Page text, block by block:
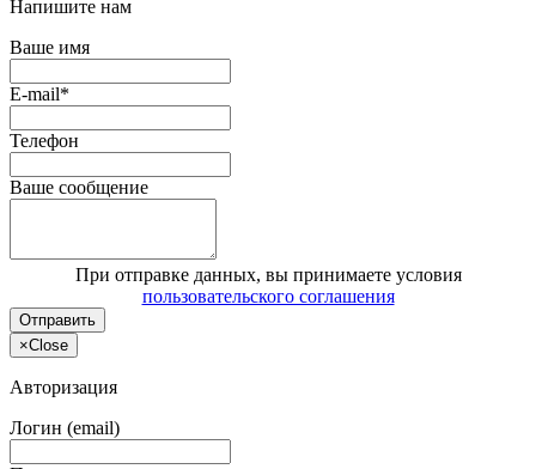
Напишите нам
Ваше имя
E-mail*
Телефон
Ваше сообщение
При отправке данных, вы принимаете условия
пользовательского соглашения
Отправить
×Close
Авторизация
Логин (email)